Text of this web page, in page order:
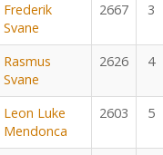
Frederik
Svane
2667 3
Rasmus
Svane
2626 4
Leon Luke
Mendonca
2603 5